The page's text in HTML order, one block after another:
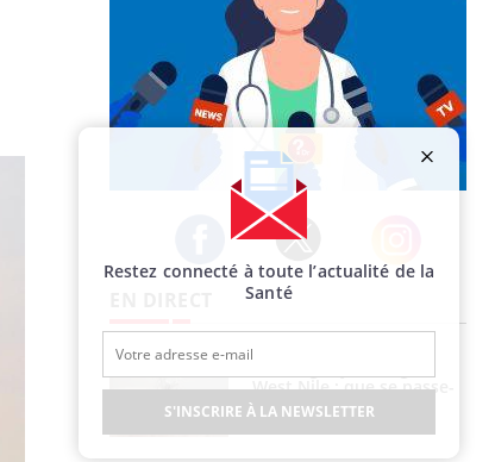
Facebook Twitter Instagram
West Nile : que se passe-
t-il dans le sud de la
France ?
Restez connecté à toute l’actualité de la
Santé
S'INSCRIRE À LA NEWSLETTER